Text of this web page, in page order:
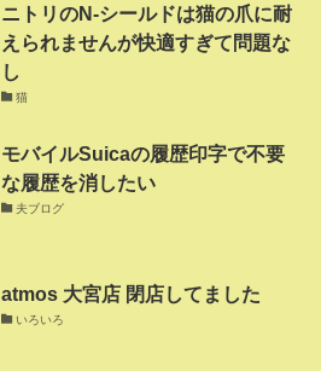
ニトリのN-シールドは猫の爪に耐
えられませんが快適すぎて問題な
し
猫
モバイルSuicaの履歴印字で不要
な履歴を消したい
夫ブログ
atmos 大宮店 閉店してました
いろいろ